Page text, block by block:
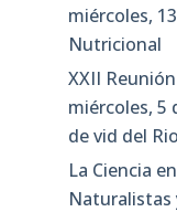
miércoles,
Nutricional
XXII
miércoles, 5
de vid del
La Ciencia
Naturalistas